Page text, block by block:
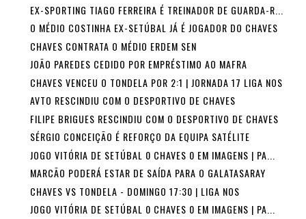
EX-SPORTING TIAGO FERREIRA É TREINADOR DE GUARDA-R...
O MÉDIO COSTINHA EX-SETÚBAL JÁ É JOGADOR DO CHAVES
CHAVES CONTRATA O MÉDIO ERDEM SEN
JOÃO PAREDES CEDIDO POR EMPRÉSTIMO AO MAFRA
CHAVES VENCEU O TONDELA POR 2:1 | JORNADA 17 LIGA NOS
AVTO RESCINDIU COM O DESPORTIVO DE CHAVES
FILIPE BRIGUES RESCINDIU COM O DESPORTIVO DE CHAVES
SÉRGIO CONCEIÇÃO É REFORÇO DA EQUIPA SATÉLITE
JOGO VITÓRIA DE SETÚBAL 0 CHAVES 0 EM IMAGENS | PA...
MARCÃO PODERÁ ESTAR DE SAÍDA PARA O GALATASARAY
CHAVES VS TONDELA - DOMINGO 17:30 | LIGA NOS
JOGO VITÓRIA DE SETÚBAL 0 CHAVES 0 EM IMAGENS | PA...